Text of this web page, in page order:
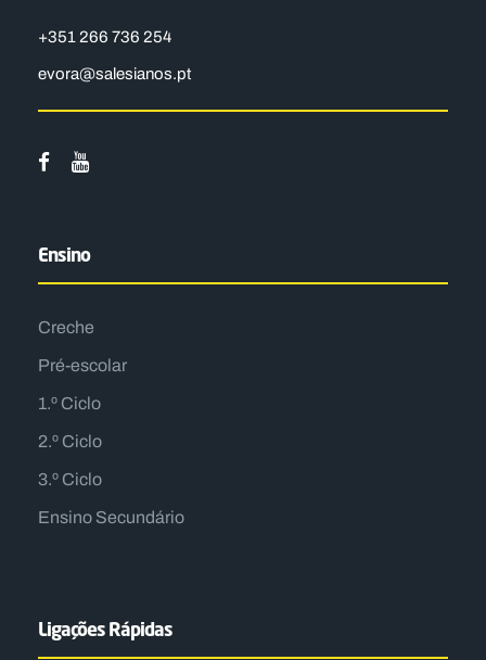
+351 266 736 254
evora@salesianos.pt
Ensino
Creche
Pré-escolar
1.º Ciclo
2.º Ciclo
3.º Ciclo
Ensino Secundário
Ligações Rápidas